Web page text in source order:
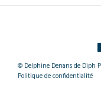
© Delphine Denans de Diph
Politique de confidentialité